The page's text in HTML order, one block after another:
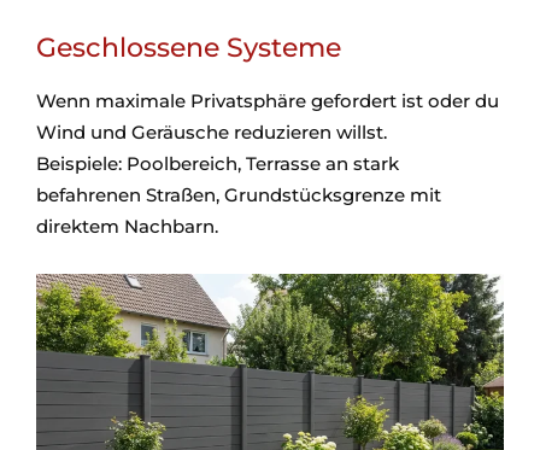
Geschlossene Systeme
Wenn maximale Privatsphäre gefordert ist oder du
Wind und Geräusche reduzieren willst.
Beispiele: Poolbereich, Terrasse an stark
befahrenen Straßen, Grundstücksgrenze mit
direktem Nachbarn.